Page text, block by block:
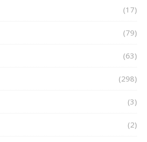
(17)
(79)
(63)
(298)
(3)
(2)